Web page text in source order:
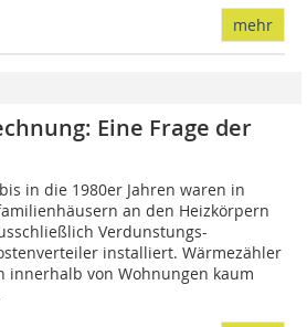
mehr
Eine Frage der
in die 1980er Jahren waren in
an den Heizkörpern
Verdunstungs-
installiert. Wärmezähler
innerhalb von Wohnungen kaum